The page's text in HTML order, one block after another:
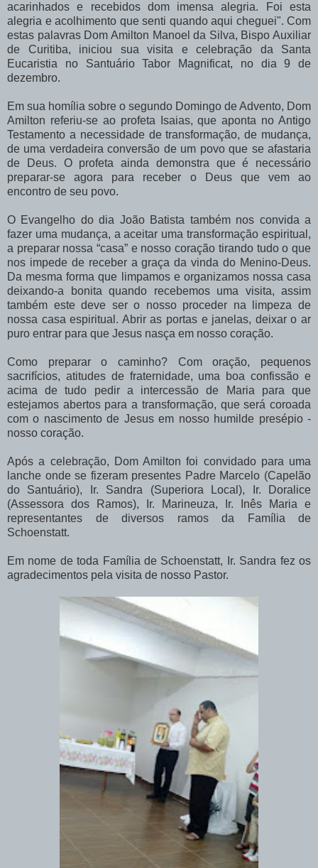
acarinhados e recebidos dom imensa alegria. Foi esta
alegria e acolhimento que senti quando aqui cheguei". Com
estas palavras Dom Amilton Manoel da Silva, Bispo Auxiliar
de Curitiba, iniciou sua visita e celebração da Santa
Eucaristia no Santuário Tabor Magnificat, no dia 9 de
dezembro.
Em sua homília sobre o segundo Domingo de Advento, Dom
Amilton referiu-se ao profeta Isaias, que aponta no Antigo
Testamento a necessidade de transformação, de mudança,
de uma verdadeira conversão de um povo que se afastaria
de Deus. O profeta ainda demonstra que é necessário
preparar-se agora para receber o Deus que vem ao
encontro de seu povo.
O Evangelho do dia João Batista também nos convida a
fazer uma mudança, a aceitar uma transformação espiritual,
a preparar nossa “casa” e nosso coração tirando tudo o que
nos impede de receber a graça da vinda do Menino-Deus.
Da mesma forma que limpamos e organizamos nossa casa
deixando-a bonita quando recebemos uma visita, assim
também este deve ser o nosso proceder na limpeza de
nossa casa espiritual. Abrir as portas e janelas, deixar o ar
puro entrar para que Jesus nasça em nosso coração.
Como preparar o caminho? Com oração, pequenos
sacrifícios, atitudes de fraternidade, uma boa confissão e
acima de tudo pedir a intercessão de Maria para que
estejamos abertos para a transformação, que será coroada
com o nascimento de Jesus em nosso humilde presépio -
nosso coração.
Após a celebração, Dom Amilton foi convidado para uma
lanche onde se fizeram presentes Padre Marcelo (Capelão
do Santuário), Ir. Sandra (Superiora Local), Ir. Doralice
(Assessora dos Ramos), Ir. Marineuza, Ir. Inês Maria e
representantes de diversos ramos da Família de
Schoenstatt.
Em nome de toda Família de Schoenstatt, Ir. Sandra fez os
agradecimentos pela visita de nosso Pastor.